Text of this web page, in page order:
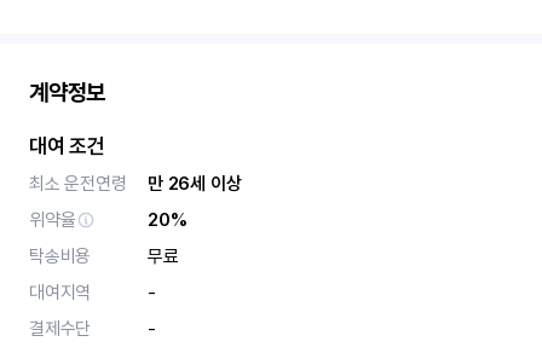
계약정보
대여 조건
최소 운전연령
만 26세 이상
위약율
20%
탁송비용
무료
대여지역
-
결제수단
-